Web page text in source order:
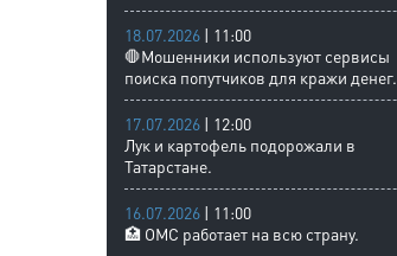
18.07.2026 | 11:00
🛑Мошенники используют сервисы
поиска попутчиков для кражи денег.
17.07.2026 | 12:00
Лук и картофель подорожали в
Татарстане.
16.07.2026 | 11:00
🏥 ОМС работает на всю страну.